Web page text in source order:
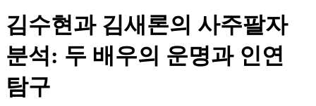
김수현과 김새론의 사주팔자
분석: 두 배우의 운명과 인연
탐구